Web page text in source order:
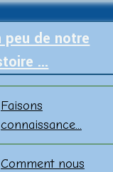
peu de notre
...
Faisons
connaissance...
Comment nous